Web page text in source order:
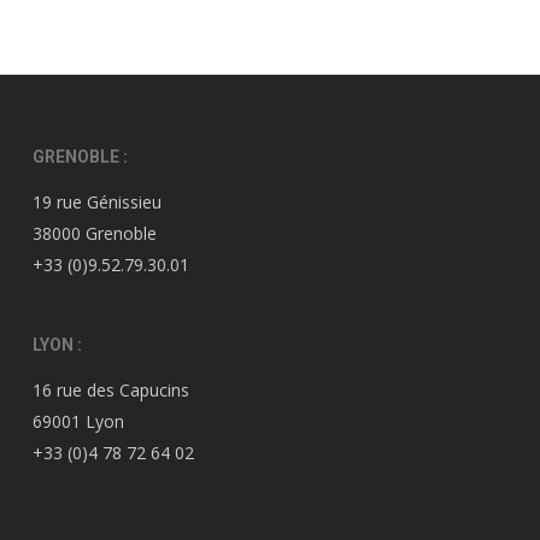
GRENOBLE :
19 rue Génissieu
38000 Grenoble
+33 (0)9.52.79.30.01
LYON :
16 rue des Capucins
69001 Lyon
+33 (0)4 78 72 64 02